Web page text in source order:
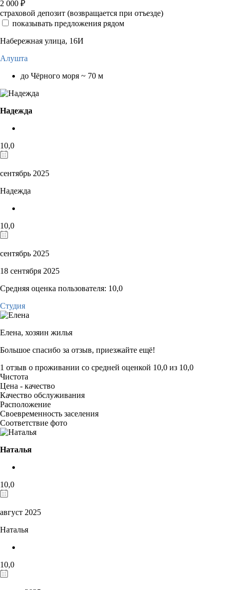
2 000 ₽
страховой депозит (возвращается при отъезде)
показывать предложения рядом
Набережная улица, 16И
Алушта
до Чёрного моря ~ 70 м
Надежда
10,0
сентябрь 2025
Надежда
10,0
сентябрь 2025
18 сентября 2025
Средняя оценка пользователя: 10,0
Студия
Елена, хозяин жилья
Большое спасибо за отзыв, приезжайте ещё!
1 отзыв о проживании со средней оценкой 10,0 из 10,0
Чистота
Цена - качество
Качество обслуживания
Расположение
Своевременность заселения
Соответствие фото
Наталья
10,0
август 2025
Наталья
10,0